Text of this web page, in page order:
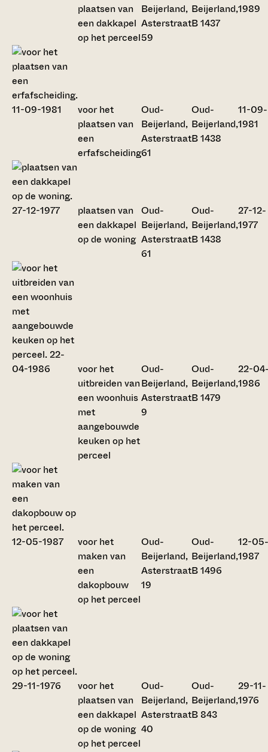
plaatsen van
een dakkapel
op het perceel
Beijerland,
Asterstraat
59
Beijerland,
B 1437
1989
voor het
plaatsen van
een
erfafscheiding
Oud-
Beijerland,
Asterstraat
61
Oud-
Beijerland,
B 1438
11-09-
1981
plaatsen van
een dakkapel
op de woning
Oud-
Beijerland,
Asterstraat
61
Oud-
Beijerland,
B 1438
27-12-
1977
voor het
uitbreiden van
een woonhuis
met
aangebouwde
keuken op het
perceel
Oud-
Beijerland,
Asterstraat
9
Oud-
Beijerland,
B 1479
22-
1986
voor het
maken van
een
dakopbouw
op het perceel
Oud-
Beijerland,
Asterstraat
19
Oud-
Beijerland,
B 1496
12-05-
1987
voor het
plaatsen van
een dakkapel
op de woning
op het perceel
Oud-
Beijerland,
Asterstraat
40
Oud-
Beijerland,
B 843
29-11-
1976